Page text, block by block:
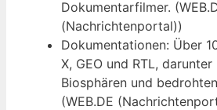
Dokumentarfilmer.
(Nachrichtenportal))
Dokumentationen: Über
X, GEO und RTL,
Biosphären und
(WEB.DE